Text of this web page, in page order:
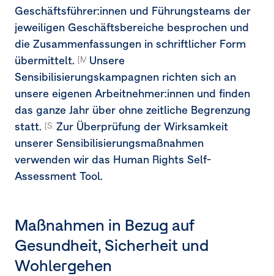
Geschäftsführer:innen und Führungsteams der
jeweiligen Geschäftsbereiche besprochen und
die Zusammenfassungen in schriftlicher Form
übermittelt. [MDR-A-68b, 68c]
Unsere
Sensibilisierungskampagnen richten sich an
unsere eigenen Arbeitnehmer:innen und finden
das ganze Jahr über ohne zeitliche Begrenzung
statt. [S1-4.38d]
Zur Überprüfung der Wirksamkeit
unserer Sensibilisierungsmaßnahmen
verwenden wir das Human Rights Self-
Assessment Tool.
Maßnahmen in Bezug auf
Gesundheit, Sicherheit und
Wohlergehen